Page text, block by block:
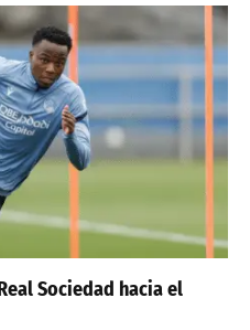
Sociedad hacia el